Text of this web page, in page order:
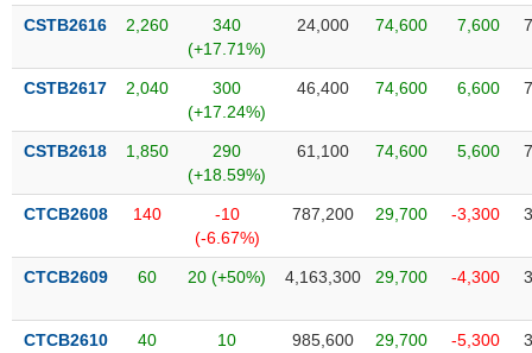
CSTB2616 2,260
340
(+17.71%)
24,000 74,600 7,600
CSTB2617 2,040
300
(+17.24%)
46,400 74,600 6,600
CSTB2618 1,850
290
(+18.59%)
61,100 74,600 5,600
CTCB2608 140
-10
(-6.67%)
787,200 29,700 -3,300
CTCB2609 60 20 (+50%) 4,163,300 29,700 -4,300
CTCB2610 40
10
985,600 29,700 -5,300
Tất cả Người nội bộ Người liên quan Cổ đông lớn
Tin
tức
của
giả
(-)